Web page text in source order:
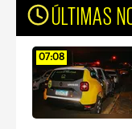
ÚLTIMAS
07:08